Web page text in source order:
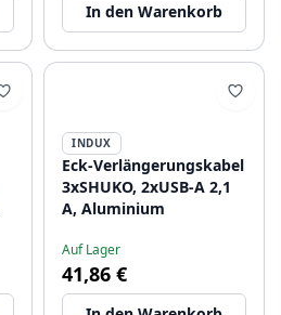
In den Warenkorb
INDUX
Eck-Verlängerungskabel
3xSHUKO, 2xUSB-A 2,1
A, Aluminium
Auf Lager
41,86 €